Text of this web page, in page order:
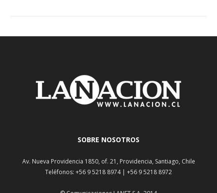
SOBRE NOSOTROS
Av. Nueva Providencia 1850, of. 21, Providencia, Santiago, Chile
Teléfonos: +56 9 5218 8974 | +56 9 5218 8972